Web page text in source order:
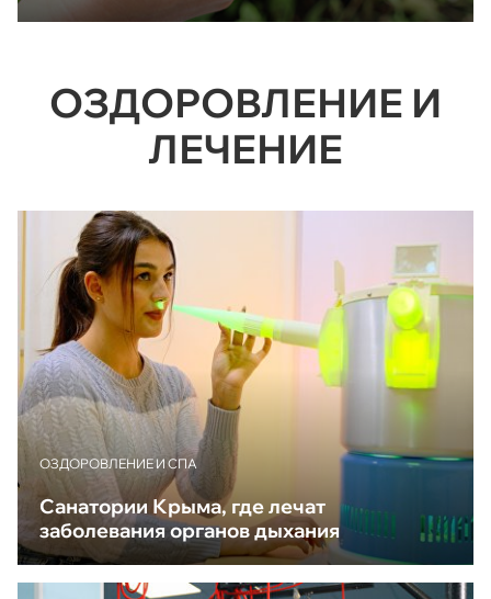
ОЗДОРОВЛЕНИЕ И
ЛЕЧЕНИЕ
ОЗДОРОВЛЕНИЕ И СПА
Санатории Крыма, где лечат
заболевания органов дыхания